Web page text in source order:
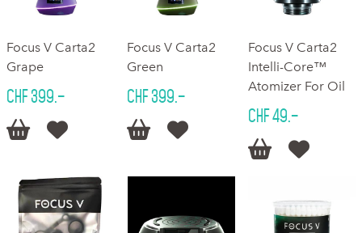
Focus V Carta2
Grape
CHF 399.–
 
Focus V Carta2
Green
CHF 399.–
 
Focus V Carta2
Intelli-Core™
Atomizer For Oil
CHF 49.–
 